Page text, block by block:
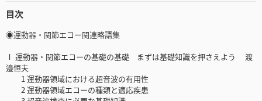
目次
◉運動器・関節エコー関連略語集
Ⅰ 運動器・関節エコーの基礎の基礎 まずは基礎知識を押さえよう 渡
邉恒夫
1 運動器領域における超音波の有用性
2 運動器領域エコーの種類と適応疾患